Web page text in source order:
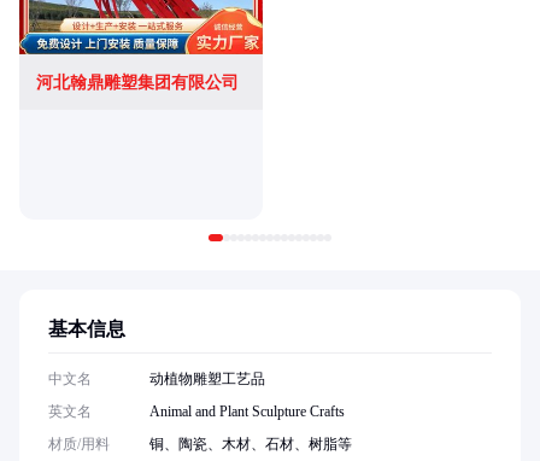
河北翰鼎雕塑集团有限公司
基本信息
中文名
动植物雕塑工艺品
英文名
Animal and Plant Sculpture Crafts
材质/用料
铜、陶瓷、木材、石材、树脂等